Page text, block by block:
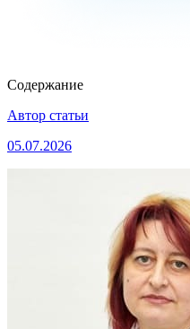
Содержание
Автор статьи
05.07.2026